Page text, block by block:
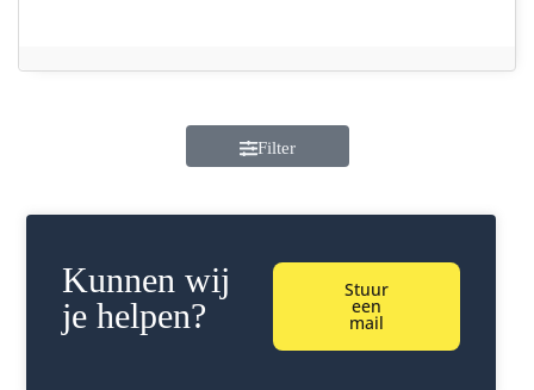
Filter
Kunnen wij
je helpen?
Stuur
een
mail